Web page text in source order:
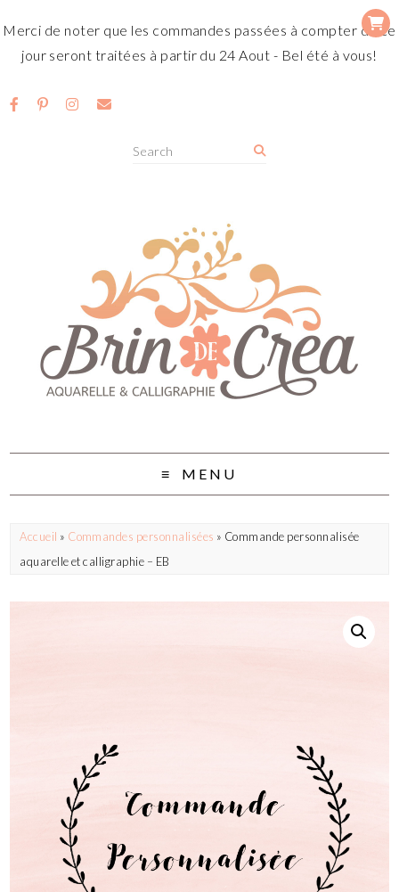
Merci de noter que les commandes passées à compter de ce
jour seront traitées à partir du 24 Aout - Bel été à vous!
MENU
Accueil » Commandes personnalisées » Commande personnalisée
aquarelle et calligraphie – EB